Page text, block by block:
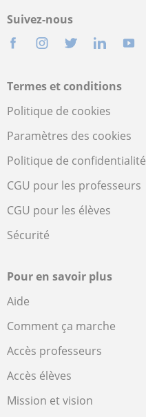
Suivez-nous
Termes et conditions
Politique de cookies
Paramètres des cookies
Politique de confidentialité
CGU pour les professeurs
CGU pour les élèves
Sécurité
Pour en savoir plus
Aide
Comment ça marche
Accès professeurs
Accès élèves
Mission et vision